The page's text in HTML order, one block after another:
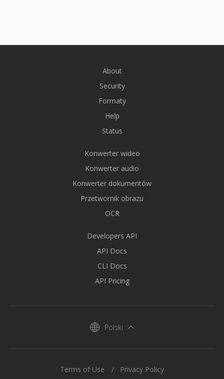
About
Security
Formaty
Help
Status
Konwerter wideo
Konwerter audio
Konwerter dokumentów
Przetwornik obrazu
OCR
Developers API
API Docs
CLI Docs
API Pricing
Polski
Terms of Use Privacy Policy